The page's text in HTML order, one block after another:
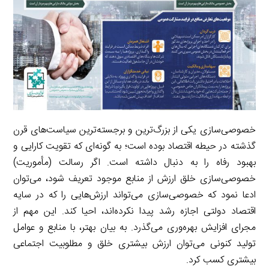
خصوصی‌سازی یکی از بزرگ‌ترین و برجسته‌ترین سیاست‌های قرن
گذشته در حیطه اقتصاد بوده است؛ به گونه‌ای که تقویت‌ کارایی و
بهبود رفاه را به دنبال داشته است. اگر رسالت (مأموریت)
خصوصی‌سازی خلق ارزش از منابع موجود تعریف شود، می‌توان
ادعا نمود که خصوصی‌سازی می‌تواند ارزش‌هایی را که در سایه
اقتصاد دولتی اجازه رشد پیدا نکرده‌‌اند، احیا کند. این مهم از
مجرای افزایش بهره‌وری می‌گذرد. به بیان بهتر، با منابع و عوامل
تولید کنونی می‌توان ارزش بیشتری خلق و مطلوبیت اجتماعی
بیشتری کسب کرد.